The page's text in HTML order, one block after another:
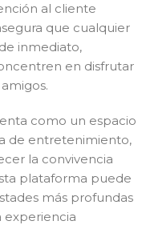
al cliente
que cualquier
inmediato,
en disfrutar
como un espacio
de entretenimiento,
la convivencia
plataforma puede
más profundas
experiencia